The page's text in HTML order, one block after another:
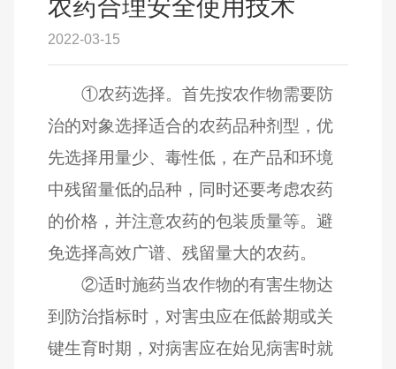
农药合理安全使用技术
2022-03-15
①农药选择。首先按农作物需要防
治的对象选择适合的农药品种剂型，优
先选择用量少、毒性低，在产品和环境
中残留量低的品种，同时还要考虑农药
的价格，并注意农药的包装质量等。避
免选择高效广谱、残留量大的农药。
②适时施药当农作物的有害生物达
到防治指标时，对害虫应在低龄期或关
键生育时期，对病害应在始见病害时就